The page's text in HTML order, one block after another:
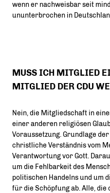
wenn er nachweisbar seit
ununterbrochen in
MUSS ICH MITGLIED
MITGLIED DER CDU
Nein, die Mitgliedschaft in
einer anderen religiösen
Voraussetzung. Grundlage
christliche Verständnis vom
Verantwortung vor Gott.
um die Fehlbarkeit des
politischen Handelns und um
für die Schöpfung ab. Alle, die